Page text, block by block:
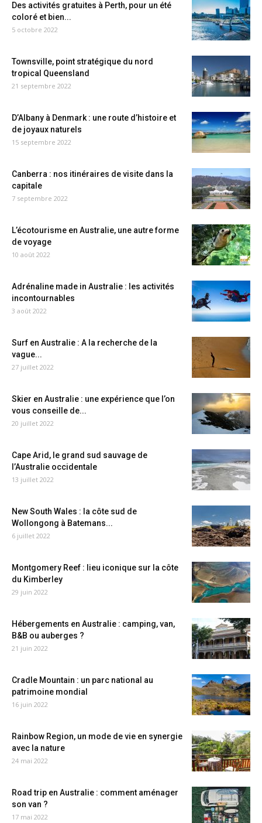
Des activités gratuites à Perth, pour un été
coloré et bien...
5 octobre 2022
Townsville, point stratégique du nord
tropical Queensland
21 septembre 2022
D’Albany à Denmark : une route d’histoire et
de joyaux naturels
15 septembre 2022
Canberra : nos itinéraires de visite dans la
capitale
7 septembre 2022
L’écotourisme en Australie, une autre forme
de voyage
10 août 2022
Adrénaline made in Australie : les activités
incontournables
3 août 2022
Surf en Australie : A la recherche de la
vague...
27 juillet 2022
Skier en Australie : une expérience que l’on
vous conseille de...
20 juillet 2022
Cape Arid, le grand sud sauvage de
l’Australie occidentale
13 juillet 2022
New South Wales : la côte sud de
Wollongong à Batemans...
6 juillet 2022
Montgomery Reef : lieu iconique sur la côte
du Kimberley
29 juin 2022
Hébergements en Australie : camping, van,
B&B ou auberges ?
21 juin 2022
Cradle Mountain : un parc national au
patrimoine mondial
16 juin 2022
Rainbow Region, un mode de vie en synergie
avec la nature
24 mai 2022
Road trip en Australie : comment aménager
son van ?
17 mai 2022